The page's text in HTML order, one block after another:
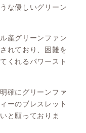
な優しいグリーン
産グリーンファン
れており、困難を
くれるパワースト
確にグリーンファ
ーのブレスレット
と願っておりま